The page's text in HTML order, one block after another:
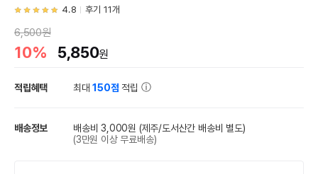
4.8 후기 11개
6,500원
10% 5,850원
적립혜택 최대150점 적립
배송정보 배송비 3,000원 (제주/도서산간 배송비 별도)
(3만원 이상 무료배송)